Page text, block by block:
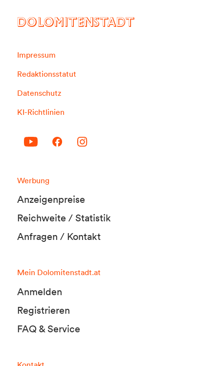
DOLOMITENSTADT
Impressum
Redaktionsstatut
Datenschutz
KI-Richtlinien
Werbung
Anzeigenpreise
Reichweite / Statistik
Anfragen / Kontakt
Mein Dolomitenstadt.at
Anmelden
Registrieren
FAQ & Service